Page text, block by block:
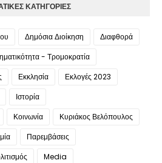
ΚΑΤΗΓΟΡΙΕΣ
Δημόσια Διοίκηση
Διαφθορά
- Τρομοκρατία
Εκκλησία
Εκλογές 2023
Ιστορία
Κοινωνία
Κυριάκος Βελόπουλος
Παρεμβάσεις
Media